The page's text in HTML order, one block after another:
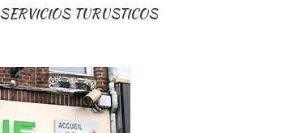
SERVICIOS TURUSTICOS